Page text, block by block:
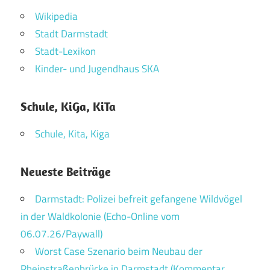
Wikipedia
Stadt Darmstadt
Stadt-Lexikon
Kinder- und Jugendhaus SKA
Schule, KiGa, KiTa
Schule, Kita, Kiga
Neueste Beiträge
Darmstadt: Polizei befreit gefangene Wildvögel
in der Waldkolonie (Echo-Online vom
06.07.26/Paywall)
Worst Case Szenario beim Neubau der